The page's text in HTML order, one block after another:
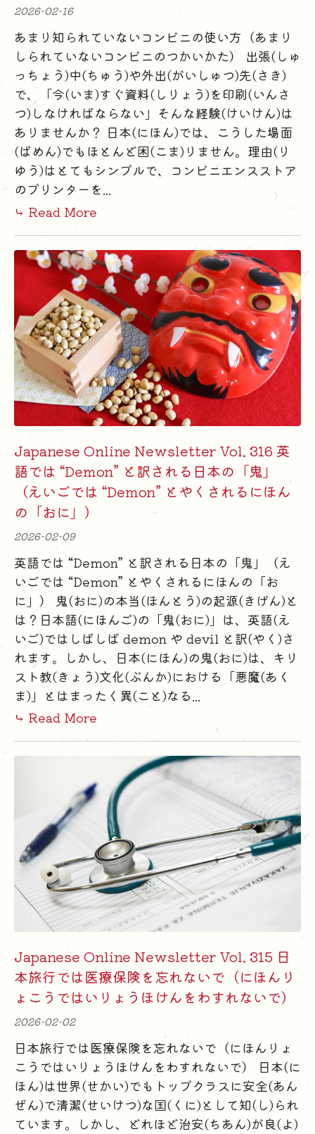
2026-02-16
あまり知られていないコンビニの使い方（あまり
しられていないコンビニのつかいかた） 出張(しゅ
っちょう)中(ちゅう)や外出(がいしゅつ)先(さき)
で、「今(いま)すぐ資料(しりょう)を印刷(いんさ
つ)しなければならない」そんな経験(けいけん)は
ありませんか？ 日本(にほん)では、こうした場面
(ばめん)でもほとんど困(こま)りません。理由(り
ゆう)はとてもシンプルで、コンビニエンスストア
のプリンターを...
⤷ Read More
Japanese Online Newsletter Vol. 316 英
語では “Demon” と訳される日本の「鬼」
（えいごでは “Demon” とやくされるにほん
の「おに」）
2026-02-09
英語では “Demon” と訳される日本の「鬼」（え
いごでは “Demon” とやくされるにほんの「お
に」） 鬼(おに)の本当(ほんとう)の起源(きげん)と
は？日本語(にほんご)の「鬼(おに)」は、英語(え
いご)ではしばしば demon や devil と訳(やく)さ
れます。しかし、日本(にほん)の鬼(おに)は、キリ
スト教(きょう)文化(ぶんか)における「悪魔(あく
ま)」とはまったく異(こと)なる...
⤷ Read More
Japanese Online Newsletter Vol. 315 日
本旅行では医療保険を忘れないで（にほんり
ょこうではいりょうほけんをわすれないで）
2026-02-02
日本旅行では医療保険を忘れないで（にほんりょ
こうではいりょうほけんをわすれないで） 日本(に
ほん)は世界(せかい)でもトップクラスに安全(あん
ぜん)で清潔(せいけつ)な国(くに)として知(し)られ
ています。しかし、どれほど治安(ちあん)が良(よ)